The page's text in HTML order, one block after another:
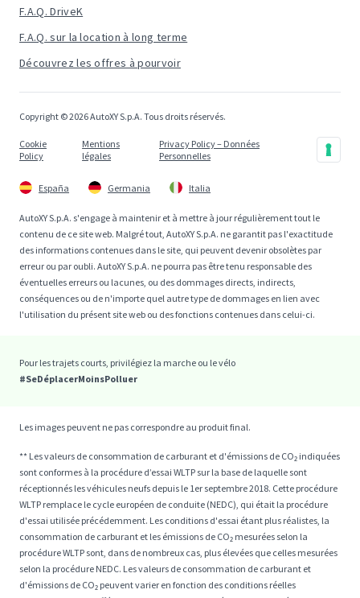
F.A.Q. DriveK
F.A.Q. sur la location à long terme
Découvrez les offres à pourvoir
Copyright © 2026 AutoXY S.p.A. Tous droits réservés.
Cookie
Policy
Mentions
légales
Privacy Policy – Données
Personnelles
España Germania Italia
AutoXY S.p.A. s'engage à maintenir et à mettre à jour régulièrement tout le
contenu de ce site web. Malgré tout, AutoXY S.p.A. ne garantit pas l'exactitude
des informations contenues dans le site, qui peuvent devenir obsolètes par
erreur ou par oubli. AutoXY S.p.A. ne pourra pas être tenu responsable des
éventuelles erreurs ou lacunes, ou des dommages directs, indirects,
conséquences ou de n'importe quel autre type de dommages en lien avec
l'utilisation du présent site web ou des fonctions contenues dans celui-ci.
Pour les trajets courts, privilégiez la marche ou le vélo
#SeDéplacerMoinsPolluer
Les images peuvent ne pas correspondre au produit final.
** Les valeurs de consommation de carburant et d'émissions de CO₂ indiquées
sont conformes à la procédure d’essai WLTP sur la base de laquelle sont
réceptionnés les véhicules neufs depuis le 1er septembre 2018. Cette procédure
WLTP remplace le cycle européen de conduite (NEDC), qui était la procédure
d'essai utilisée précédemment. Les conditions d'essai étant plus réalistes, la
consommation de carburant et les émissions de CO₂ mesurées selon la
procédure WLTP sont, dans de nombreux cas, plus élevées que celles mesurées
selon la procédure NEDC. Les valeurs de consommation de carburant et
d'émissions de CO₂ peuvent varier en fonction des conditions réelles